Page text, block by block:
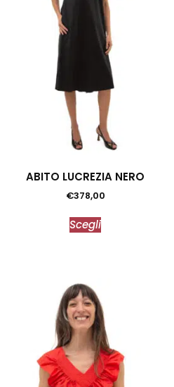
ABITO LUCREZIA NERO
€378,00
Scegli